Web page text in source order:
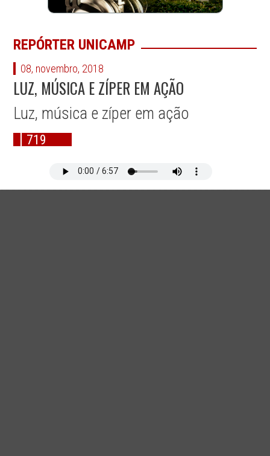
REPÓRTER UNICAMP
08, novembro, 2018
LUZ, MÚSICA E ZÍPER EM AÇÃO
Luz, música e zíper em ação
719